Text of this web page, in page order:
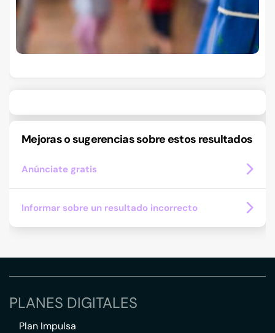
Mejoras o sugerencias sobre estos resultados
Anúnciate gratis
Informar sobre un resultado incorrecto
PLANES DIGITALES
Plan Impulsa